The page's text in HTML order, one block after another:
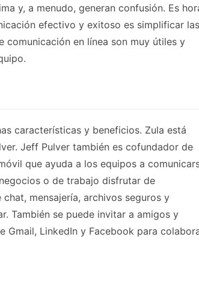
y, a menudo, generan confusión. Es
efectivo y exitoso es simplificar las
comunicación en línea son muy útiles y
características y beneficios. Zula está
Jeff Pulver también es cofundador de
que ayuda a los equipos a
o de trabajo disfrutar de
mensajería, archivos seguros y
También se puede invitar a amigos y
LinkedIn y Facebook para